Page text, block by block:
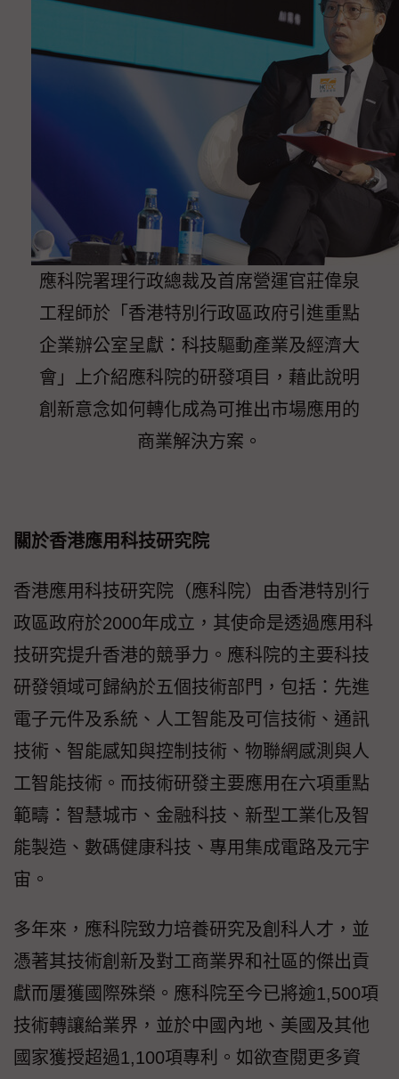
應科院署理行政總裁及首席營運官莊偉泉
工程師於「香港特別行政區政府引進重點
企業辦公室呈獻：科技驅動產業及經濟大
會」上介紹應科院的研發項目，藉此說明
創新意念如何轉化成為可推出市場應用的
商業解決方案。
關於香港應用科技研究院
香港應用科技研究院（應科院）由香港特別行
政區政府於2000年成立，其使命是透過應用科
技研究提升香港的競爭力。應科院的主要科技
研發領域可歸納於五個技術部門，包括：先進
電子元件及系統、人工智能及可信技術、通訊
技術、智能感知與控制技術、物聯網感測與人
工智能技術。而技術研發主要應用在六項重點
範疇：智慧城市、金融科技、新型工業化及智
能製造、數碼健康科技、專用集成電路及元宇
宙。
多年來，應科院致力培養研究及創科人才，並
憑著其技術創新及對工商業界和社區的傑出貢
獻而屢獲國際殊榮。應科院至今已將逾1,500項
技術轉讓給業界，並於中國內地、美國及其他
國家獲授超過1,100項專利。如欲查閱更多資